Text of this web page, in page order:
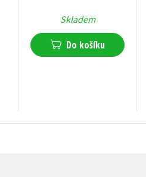
Skladem
Do košíku